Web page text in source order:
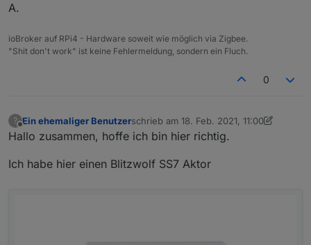
A.
ioBroker auf RPi4 - Hardware soweit wie möglich via Zigbee.
"Shit don't work" ist keine Fehlermeldung, sondern ein Fluch.
0
?
Offline
Ein ehemaliger Benutzerschrieb am 18. Feb. 2021, 11:00
zuletzt editiert von Ein ehemaliger
Hallo zusammen, hoffe ich bin hier richtig.
Ich habe hier einen Blitzwolf SS7 Aktor